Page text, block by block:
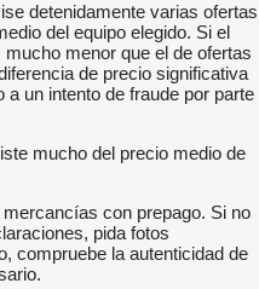
detenidamente varias ofertas
del equipo elegido. Si el
menor que el de ofertas
de precio significativa
un intento de fraude por parte
mucho del precio medio de
con prepago. Si no
pida fotos
compruebe la autenticidad de